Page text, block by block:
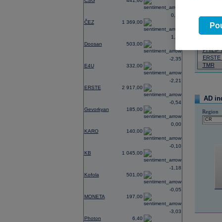
ČEZ 1 369,00
0,74
Doosan 503,00
1,21
E4U 332,00
-2,35
ERSTE 2 917,00
-2,21
Gevorkyan 185,00
-0,54
KARO 140,00
0,00
KB 1 045,00
-0,10
Kofola 501,00
-1,18
MONETA 197,00
-0,05
Photon 6,40
-3,03
Název
ČEZ
PHILIP
ERSTE
TMR
AD
Region